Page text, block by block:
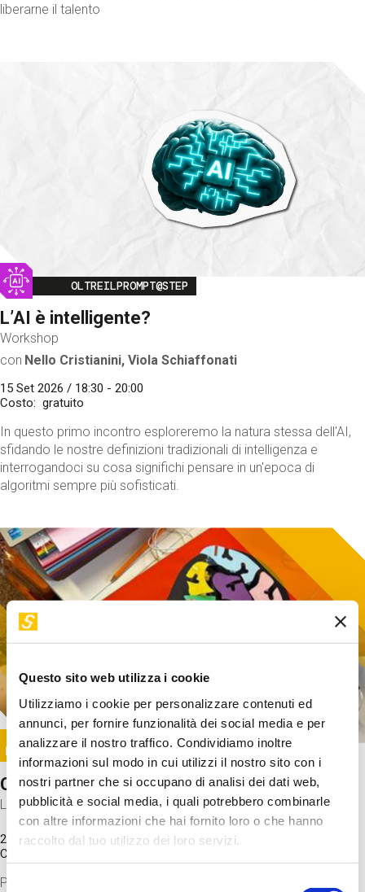
Questo sito web utilizza i cookie
Utilizziamo i cookie per personalizzare contenuti ed
annunci, per fornire funzionalità dei social media e per
analizzare il nostro traffico. Condividiamo inoltre
informazioni sul modo in cui utilizzi il nostro sito con i
nostri partner che si occupano di analisi dei dati web,
pubblicità e social media, i quali potrebbero combinarle
con altre informazioni che hai fornito loro o che hanno
raccolto dal tuo utilizzo dei loro servizi.
Selezione
liberarne il talento
Image
OLTREILPROMPT@STEP
L’AI è intelligente?
Workshop
con Nello Cristianini, Viola Schiaffonati
15 Set 2026 / 18:30 - 20:00
Costo
gratuito
In questo primo incontro esploreremo la natura stessa dell'AI,
sfidando le nostre definizioni tradizionali di intelligenza e
interrogandoci su cosa significhi pensare in un'epoca di
algoritmi sempre più sofisticati.
Image
SUNDAY@STEP
Come funziona il cervello?
Laboratorio
20 Set 2026 / 11:15 - 13:00
Costo
Proveremo a costruire un cervello in cartoncino cercando di